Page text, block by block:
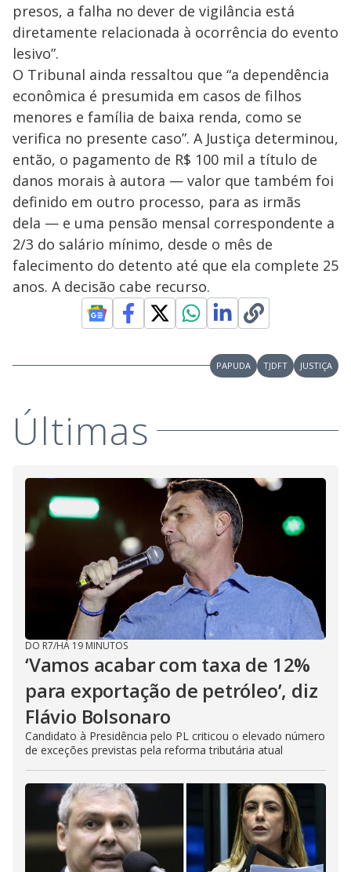
presos, a falha no dever de vigilância está
diretamente relacionada à ocorrência do evento
lesivo”.
O Tribunal ainda ressaltou que “a dependência
econômica é presumida em casos de filhos
menores e família de baixa renda, como se
verifica no presente caso”. A Justiça determinou,
então, o pagamento de R$ 100 mil a título de
danos morais à autora — valor que também foi
definido em outro processo, para as irmãs
dela — e uma pensão mensal correspondente a
2/3 do salário mínimo, desde o mês de
falecimento do detento até que ela complete 25
anos. A decisão cabe recurso.
PAPUDA TJDFT JUSTIÇA
Últimas
DO R7/HÁ 19 MINUTOS
‘Vamos acabar com taxa de 12%
para exportação de petróleo’, diz
Flávio Bolsonaro
Candidato à Presidência pelo PL criticou o elevado número
de exceções previstas pela reforma tributária atual